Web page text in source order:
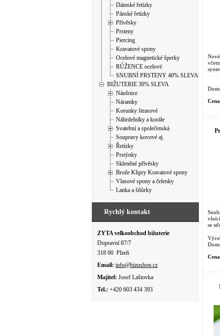
Dámské řetízky
Pánské řetízky
Přívěsky
Prsteny
Piercing
Kravatové spony
Ocelové magnetické šperky
RŮŽENCE ocelové
SNUBNÍ PRSTENY 40% SLEVA
BIŽUTERIE 30% SLEVA
Náušnice
Náramky
Korunky štrasové
Náhrdelníky a korále
Svatební a společenská
Soupravy kovové aj.
Řetízky
Prstýnky
Skleněné přívěsky
Brože Klipry Kravatové spony
Vlasové spony a čelenky
Lanka a šňůrky
Rychlý kontakt
ZYTA velkoobchod bižuterie
Dopravní 87/7
318 00 Plzeň
Email: info@bizushop.cz
Majitel: Josef Laštovka
Tel.: +420 603 434 393
se